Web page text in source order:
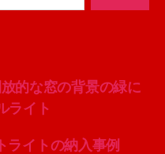
的な窓の背景の緑に
ライト
ライトの納入事例